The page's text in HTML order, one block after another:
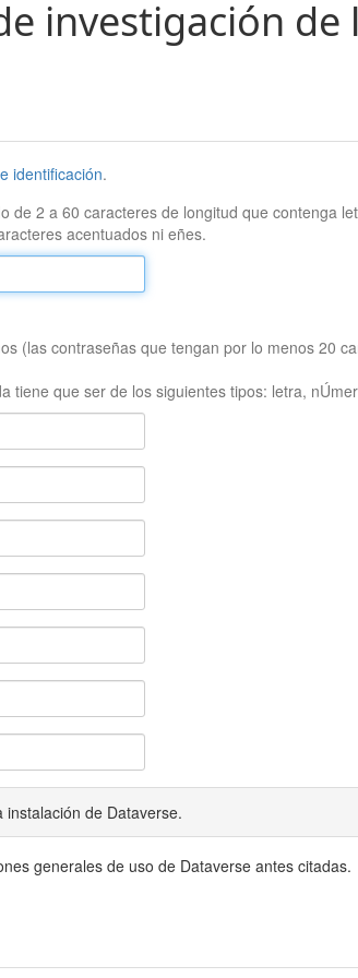
investigación de
identificación.
de 2 a 60 caracteres de longitud que contenga
acentuados ni eñes.
(las contraseñas que tengan por lo menos 20
tiene que ser de los siguientes tipos: letra,
de Dataverse.
generales de uso de Dataverse antes citadas.